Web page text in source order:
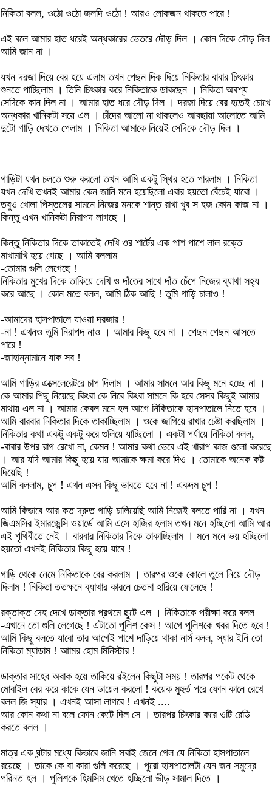
নিকিতা বলল, ওঠো ওঠো জলদি ওঠো ! আরও লোকজন থাকতে পারে !
এই বলে আমার হাত ধরেই অন্ধকারের ভেতরে দৌড় দিল । কোন দিকে দৌড় দিল
আমি জান না ।
যখন দরজা দিয়ে বের হয়ে এলাম তখন পেছন দিক দিয়ে নিকিতার বাবার চিৎকার
শুনতে পাচ্ছিলাম । তিনি চিৎকার করে নিকিতাকে ডাকছেন । নিকিতা অবশ্য
সেদিকে কান দিল না । আমার হাত ধরে দৌড় দিল । দরজা দিয়ে বের হতেই চোখে
অন্ধকার খানিকটা সয়ে এল । চাঁদের আলো না থাকলেও আবছায়া আলোতে আমি
দুটো গাড়ি দেখতে পেলাম । নিকিতা আমাকে নিয়েই সেদিকে দৌড় দিল ।
গাড়িটা যখন চলতে শুরু করলো তখন আমি একটু স্থির হতে পারলাম । নিকিতা
যখন দেখি তখনই আমার কেন জানি মনে হয়েছিলো এবার হয়তো বেঁচেই যাবো ।
তবুও খোলা পিস্তলের সামনে নিজের মনকে শান্ত রাখা খুব স হজ কোন কাজ না ।
কিন্তু এখন খানিকটা নিরাপদ লাগছে ।
কিন্তু নিকিতার দিকে তাকাতেই দেখি ওর শার্টের এক পাশ পাশে লাল রক্তে
মাখামাখি হয়ে গেছে । আমি বললাম
-তোমার গুলি লেগেছে !
নিকিতার মুখের দিকে তাকিয়ে দেখি ও দাঁতের সাথে দাঁত চেঁপে নিজের ব্যাথা সহ্য
করে আছে । কোন মতে বলল, আমি ঠিক আছি ! তুমি গাড়ি চালাও !
-আমাদের হাসপাতালে যাওয়া দরজার !
-না ! এখনও তুমি নিরাপদ নাও । আমার কিছু হবে না । পেছন পেছন আসতে
পারে !
-জাহান্নামানে যাক সব !
আমি গাড়ির এক্সেলেরেটরে চাপ দিলাম । আমার সামনে আর কিছু মনে হচ্ছে না ।
কে আমার পিছু নিয়েছে কিংবা কে নিবে কিংবা সামনে কি হবে সেসব কিছুই আমার
মাথায় এল না । আমার কেবল মনে হল আগে নিকিতাকে হাসপাতালে নিতে হবে ।
আমি বারবার নিকিতার দিকে তাকাচ্ছিলাম । ওকে জাগিয়ে রাখার চেষ্টা করছিলাম ।
নিকিতার কথা একটু একটু করে গুলিয়ে যাচ্ছিলো । একটা পর্যায়ে নিকিতা বলল,
-বাবার উপর রাগ রেখো না, কেমন ! আমার কথা ভেবে এই খারাপ কাজ গুলো করেছে
। আর যদি আমার কিছু হয়ে যায় আমাকে ক্ষমা করে দিও । তোমাকে অনেক কষ্ট
দিয়েছি !
আমি বললাম, চুপ ! এখন এসব কিছু ভাবতে হবে না ! একদম চুপ !
আমি কিভাবে আর কত দ্রুত গাড়ি চালিয়েছি আমি নিজেই বলতে পারি না । যখন
জিএমসির ইমারজেন্সি ওয়ার্ডে আমি এসে হাজির হলাম তখন মনে হচ্ছিলো আমি আর
এই পৃথিবীতে নেই । বারবার নিকিতার দিকে তাকাচ্ছিলাম । মনে মনে ভয় হচ্ছিলো
হয়তো এখনই নিকিতার কিছু হয়ে যাবে !
গাড়ি থেকে নেমে নিকিতাকে বের করলাম । তারপর ওকে কোলে তুলে নিয়ে দৌড়
দিলাম ! নিকিতা ততক্ষনে ব্যাথার কারনে চেতনা হারিয়ে ফেলেছে !
রক্তাক্ত দেহ দেখে ডাক্তার প্রথমে ছুটে এল । নিকিতাকে পরীক্ষা করে বলল
-এখানে তো গুলি লেগেছে ! এটাতো পুলিশ কেস ! আগে পুলিশকে খবর দিতে হবে !
আমি কিছু বলতে যাবো তার আগেই পাশে দাড়িয়ে থাকা নার্স বলল, স্যার ইনি তো
নিকিতা ম্যাডাম ! আামর হোম মিনিস্টার !
ডাক্তার সাহেব অবাক হয়ে তাকিয়ে রইলেন কিছুটা সময় ! তারপর পকেট থেকে
মোবাইল বের করে কাকে যেন ডায়েল করলো ! কয়েক মুহুর্ত পরে ফোন কানে রেখে
বলল জি স্যার । এখনই আসা লাগবে ! এখনই ....
আর কোন কথা না বলে ফোন কেটে দিল সে । তারপর চিৎকার করে ওটি রেডি
করতে বলল ।
মাত্র এক ঘন্টার মধ্যে কিভাবে জানি সবাই জেনে গেল যে নিকিতা হাসপাতালে
রয়েছে । তাকে কে বা কারা গুলি করেছে । পুরো হাসপাতালটা যেন জন সমুদ্রে
পরিনত হল । পুলিশকে হিমসিম খেতে হচ্ছিলো ভীড় সামাল দিতে ।